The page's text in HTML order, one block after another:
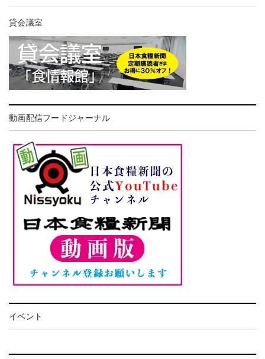
貸会議室
動画配信フードジャーナル
イベント